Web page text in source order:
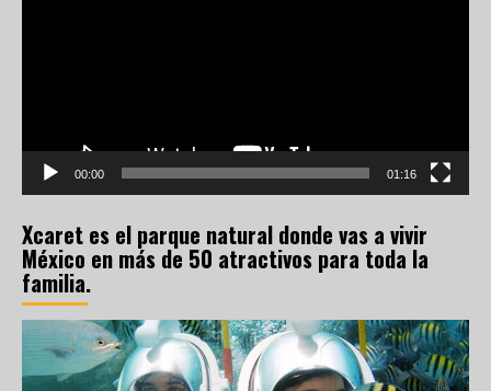
00:00 01:16
Xcaret es el parque natural donde vas a vivir
México en más de 50 atractivos para toda la
familia.